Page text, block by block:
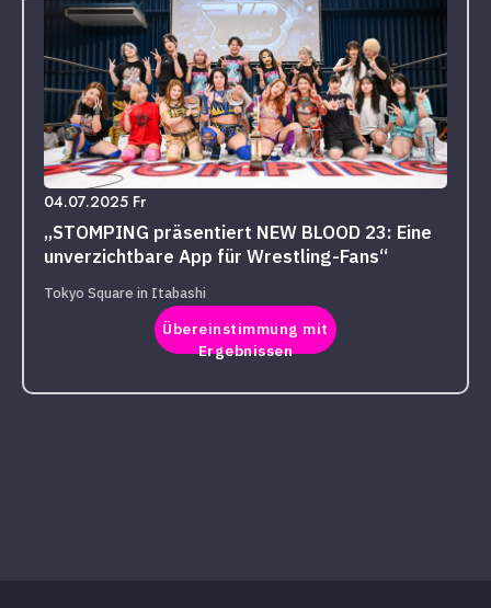
04.07.2025 Fr
„STOMPING präsentiert NEW BLOOD 23: Eine
unverzichtbare App für Wrestling-Fans“
Tokyo Square in Itabashi
Übereinstimmung mit
Ergebnissen